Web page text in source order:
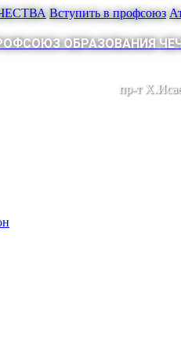
Вступить в профсоюз
ОБРАЗОВАНИЯ
пр-т